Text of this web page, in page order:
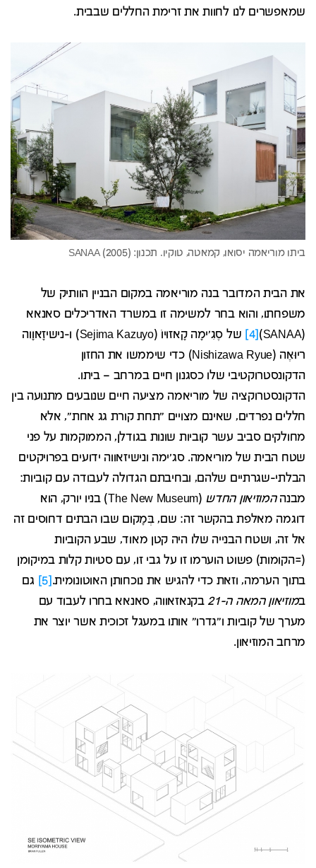
שמאפשרים לנו לחוות את זרימת החללים שבבית.
את הבית המדובר בנה מוריאמה במקום הבניין הוותיק של
משפחתו, והוא בחר למשימה זו במשרד האדריכלים סאנאא
(SANAA)
[4]
של סֶגִ'ימָה קָאזוּיוֹ (Sejima Kazuyo) ו-נישיזָאוָוה
ריוּאֶה (Nishizawa Ryue) כדי שיממשו את החזון
הדקונסטרוקטיבי שלו כסגנון חיים במרחב – ביתו.
הדקונסטרוקציה של מוריאמה מציעה חיים שנובעים מתנועה בין
חללים נפרדים, שאינם מצויים "תחת קורת גג אחת", אלא
מחולקים סביב עשר קוביות שונות בגודלן, הממוקמות על פני
שטח הבית של מוריאמה. סג'ימה ונישיזאווה ידועים בפרויקטים
הבלתי-שגרתיים שלהם, ובחיבתם הגדולה לעבודה עם קוביות:
מבנההמוזיאון החדש
(The New Museum) בניו יורק, הוא
דוגמה מאלפת בהקשר זה: שם, בְּמָקום שבו הבתים דחוסים זה
אל זה, ושטח הבנייה שלו היה קטן מאוד, שבע הקוביות
(=הקומות) פשוט הוערמו זו על גבי זו, עם סטיות קלות במיקומן
בתוך הערמה, וזאת כדי להגיש את נוכחותן האוטונומית. [5]
גם
במוזיאון המאה ה-21
בקנאזאווה, סאנאא בחרו לעבוד עם
מערך של קוביות ו"גדרו" אותו במעגל זכוכית אשר יוצר את
מרחב המוזיאון.